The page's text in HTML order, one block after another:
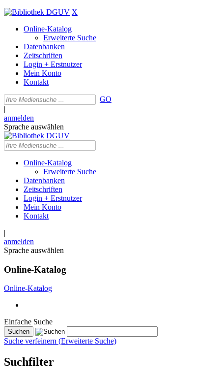
X
Online-Katalog
Erweiterte Suche
Datenbanken
Zeitschriften
Login + Erstnutzer
Mein Konto
Kontakt
GO
|
anmelden
Sprache auswählen
Online-Katalog
Erweiterte Suche
Datenbanken
Zeitschriften
Login + Erstnutzer
Mein Konto
Kontakt
|
anmelden
Sprache auswählen
Online-Katalog
Online-Katalog
Einfache Suche
Suche verfeinern (Erweiterte Suche)
Suchfilter